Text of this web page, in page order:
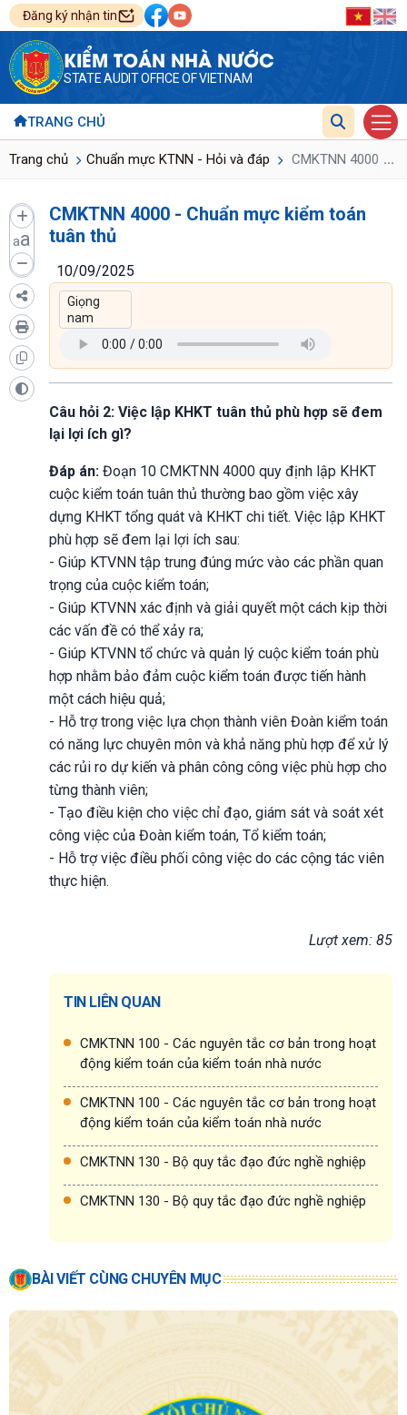
Đăng ký nhận tin
KIỂM TOÁN NHÀ NƯỚC
STATE AUDIT OFFICE OF VIETNAM
TRANG CHỦ
Trang chủ Chuẩn mực KTNN - Hỏi và đáp CMKTNN 4000 -...
aa
CMKTNN 4000 - Chuẩn mực kiểm toán
tuân thủ
10/09/2025
Câu hỏi 2: Việc lập KHKT tuân thủ phù hợp sẽ đem
lại lợi ích gì?
Đáp án: Đoạn 10 CMKTNN 4000 quy định lập KHKT
cuộc kiểm toán tuân thủ thường bao gồm việc xây
dựng KHKT tổng quát và KHKT chi tiết. Việc lập KHKT
phù hợp sẽ đem lại lợi ích sau:
- Giúp KTVNN tập trung đúng mức vào các phần quan
trọng của cuộc kiểm toán;
- Giúp KTVNN xác định và giải quyết một cách kịp thời
các vấn đề có thể xảy ra;
- Giúp KTVNN tổ chức và quản lý cuộc kiểm toán phù
hợp nhằm bảo đảm cuộc kiểm toán được tiến hành
một cách hiệu quả;
- Hỗ trợ trong việc lựa chọn thành viên Đoàn kiểm toán
có năng lực chuyên môn và khả năng phù hợp để xử lý
các rủi ro dự kiến và phân công công việc phù hợp cho
từng thành viên;
- Tạo điều kiện cho việc chỉ đạo, giám sát và soát xét
công việc của Đoàn kiểm toán, Tổ kiểm toán;
- Hỗ trợ việc điều phối công việc do các cộng tác viên
thực hiện.
Lượt xem: 85
TIN LIÊN QUAN
CMKTNN 100 - Các nguyên tắc cơ bản trong hoạt
động kiểm toán của kiểm toán nhà nước
CMKTNN 100 - Các nguyên tắc cơ bản trong hoạt
động kiểm toán của kiểm toán nhà nước
CMKTNN 130 - Bộ quy tắc đạo đức nghề nghiệp
CMKTNN 130 - Bộ quy tắc đạo đức nghề nghiệp
BÀI VIẾT CÙNG CHUYÊN MỤC